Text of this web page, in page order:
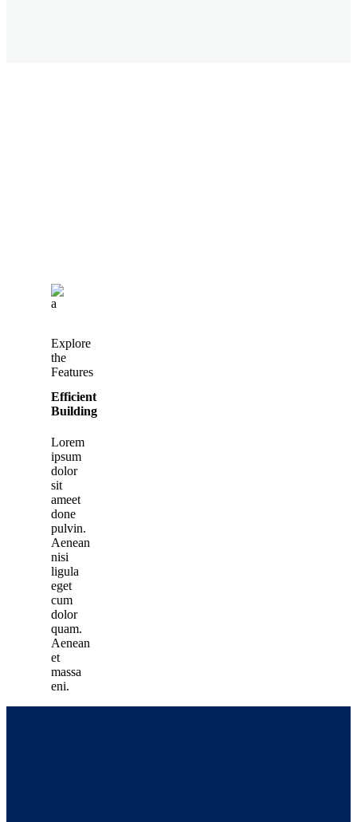
Explore
the
Features
Efficient
Building
Lorem
ipsum
dolor
sit
ameet
done
pulvin.
Aenean
nisi
ligula
eget
cum
dolor
quam.
Aenean
et
massa
eni.